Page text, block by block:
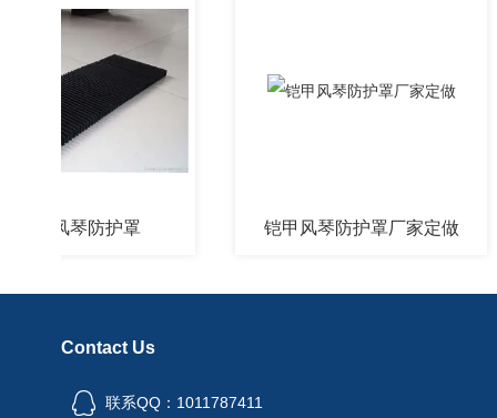
风琴防护罩 铠甲风琴防护罩厂家定做
Contact Us
联系QQ：1011787411